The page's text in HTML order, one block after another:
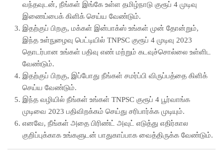
வந்தவுடன், நீங்கள் இங்கே உள்ள தமிழ்நாடு குரூப் 4 முடிவு
இணைப்பைக் கிளிக் செய்ய வேண்டும்.
இதற்குப் பிறகு, மக்கள் இன்பாக்ஸ் உங்கள் முன் தோன்றும்,
இந்த உள்நுழைவு பெட்டியில் TNPSC குரூப் 4 முடிவு 2023
தொடர்பான உங்கள் பதிவு எண் மற்றும் கடவுச்சொல்லை உள்ளிட
வேண்டும்.
இதற்குப் பிறகு, இப்போது நீங்கள் சமர்ப்பி விருப்பத்தை கிளிக்
செய்ய வேண்டும்.
இந்த வழியில் நீங்கள் உங்கள் TNPSC குரூப் 4 பூர்வாங்க
முடிவை 2023 பதிவிறக்கம் செய்து சரிபார்க்க முடியும்.
எனவே, நீங்கள் அதை பிரிண்ட் அவுட் எடுத்து எதிர்கால
குறிப்புக்காக உங்களுடன் பாதுகாப்பாக வைத்திருக்க வேண்டும்.